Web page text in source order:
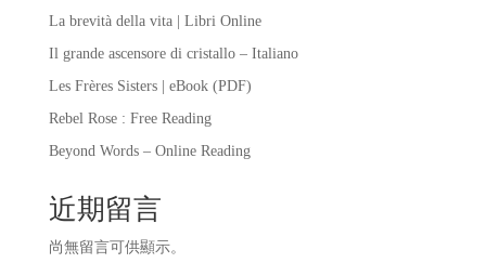
La brevità della vita | Libri Online
Il grande ascensore di cristallo – Italiano
Les Frères Sisters | eBook (PDF)
Rebel Rose : Free Reading
Beyond Words – Online Reading
近期留言
尚無留言可供顯示。